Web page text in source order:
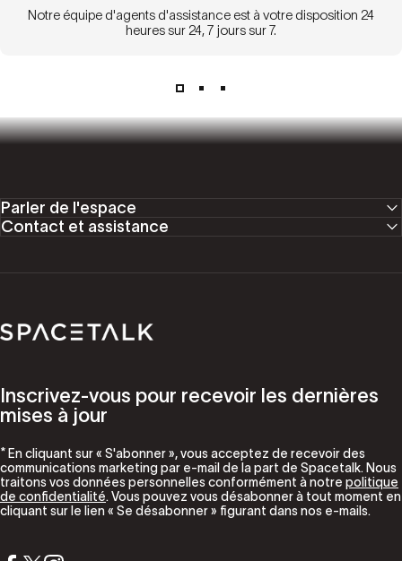
Notre équipe d'agents d'assistance est à votre disposition 24
heures sur 24, 7 jours sur 7.
Parler de l'espace
Contact et assistance
Parler de l'espace
Inscrivez-vous pour recevoir les dernières
mises à jour
* En cliquant sur « S'abonner », vous acceptez de recevoir des
communications marketing par e-mail de la part de Spacetalk. Nous
traitons vos données personnelles conformément à notre politique
de confidentialité. Vous pouvez vous désabonner à tout moment en
cliquant sur le lien « Se désabonner » figurant dans nos e-mails.